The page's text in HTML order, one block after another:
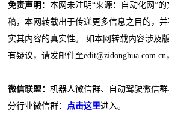
免责声明 ：本网未注明“来源：自动化网”
稿，本网转载出于传递更多信息之目的，
实其内容的真实性。 如本网转载内容涉及
有疑议，请发邮件至edit@zidonghua.com.cn
微信联盟：机器人微信群、自动驾驶微信
分行业微信群： 点击这里进入。